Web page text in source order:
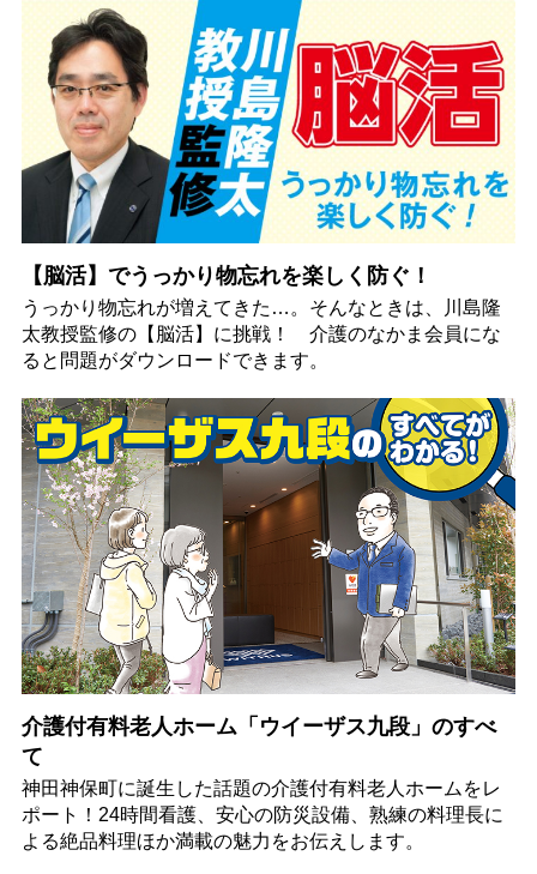
【脳活】でうっかり物忘れを楽しく防ぐ！
うっかり物忘れが増えてきた…。そんなときは、川島隆
太教授監修の【脳活】に挑戦！ 介護のなかま会員にな
ると問題がダウンロードできます。
介護付有料老人ホーム「ウイーザス九段」のすべ
て
神田神保町に誕生した話題の介護付有料老人ホームをレ
ポート！24時間看護、安心の防災設備、熟練の料理長に
よる絶品料理ほか満載の魅力をお伝えします。